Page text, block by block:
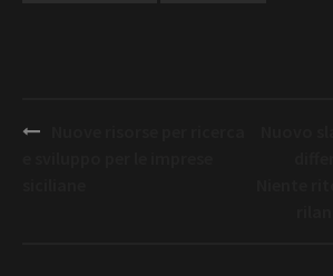
Post